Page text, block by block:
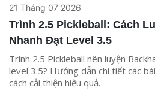
21 Tháng 07 2026
Trình 2.5 Pickleball: Cách
Nhanh Đạt Level 3.5
Trình 2.5 Pickleball nên luyện
level 3.5? Hướng dẫn chi tiết các
cách cải thiện hiệu quả.